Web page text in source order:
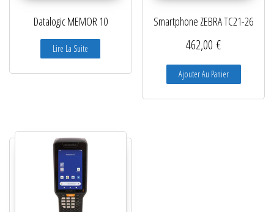
Datalogic MEMOR 10
Lire La Suite
Smartphone ZEBRA TC21-26
462,00€
Ajouter Au Panier